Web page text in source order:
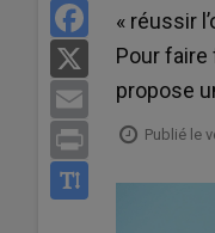
Facebook
Email
Print
« réussir
Pour faire
propose
Publié le